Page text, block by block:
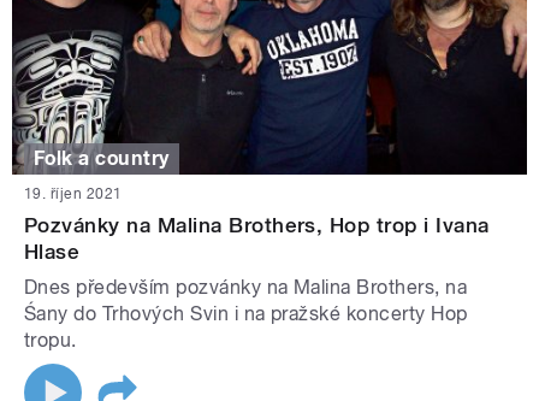
Folk a country
19. říjen 2021
Pozvánky na Malina Brothers, Hop trop i Ivana
Hlase
Dnes především pozvánky na Malina Brothers, na
Śany do Trhových Svin i na pražské koncerty Hop
tropu.